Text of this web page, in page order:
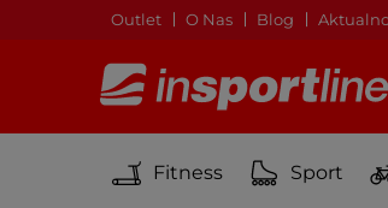
Outlet O Nas Blog
Fitness Sport